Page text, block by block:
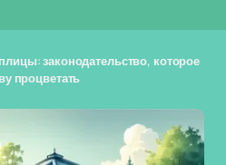
законодательство, которое
процветать